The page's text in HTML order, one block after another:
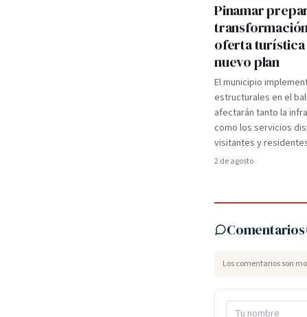
Pinamar
oferta
nuevo plan
El municipio
estructurales en el
afectarán tanto la
como los servicios
visitantes y
2 de agosto
Comentarios
Los comentarios son